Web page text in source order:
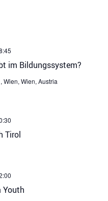
im Bildungssystem?
Wien, Wien, Austria
Tirol
Youth